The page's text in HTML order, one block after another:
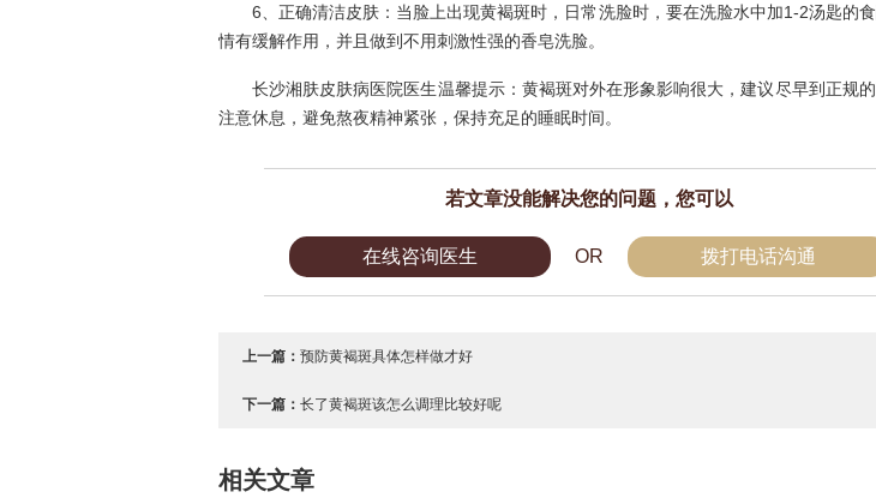
6、正确清洁皮肤：当脸上出现黄褐斑时，日常洗脸时，要在洗脸水中加1-2汤匙的
情有缓解作用，并且做到不用刺激性强的香皂洗脸。
长沙湘肤皮肤病医院医生温馨提示：黄褐斑对外在形象影响很大，建议尽早到正规的
注意休息，避免熬夜精神紧张，保持充足的睡眠时间。
若文章没能解决您的问题，您可以
在线咨询医生 OR 拨打电话沟通
上一篇： 预防黄褐斑具体怎样做才好
下一篇： 长了黄褐斑该怎么调理比较好呢
相关文章